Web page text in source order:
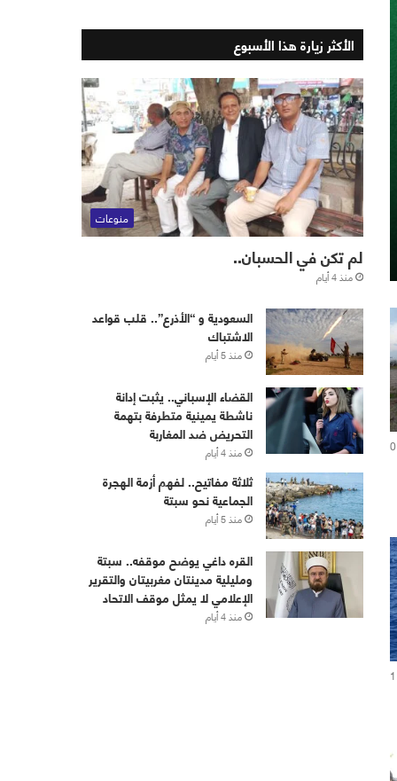
0
1
الأكثر زيارة هذا الأسبوع
منوعات
لم تكن في الحسبان..
منذ 4 أيام
‏⁧‫السعودية‬⁩ و “الأذرع”.. قلب قواعد
الاشتباك
منذ 5 أيام
القضاء الإسباني.. يثبت إدانة
ناشطة يمينية متطرفة بتهمة
التحريض ضد المغاربة
منذ 4 أيام
ثلاثة مفاتيح.. لفهم أزمة الهجرة
الجماعية نحو سبتة
منذ 5 أيام
القره داغي يوضح موقفه.. سبتة
ومليلية مدينتان مغربيتان والتقرير
الإعلامي لا يمثل موقف الاتحاد
منذ 4 أيام